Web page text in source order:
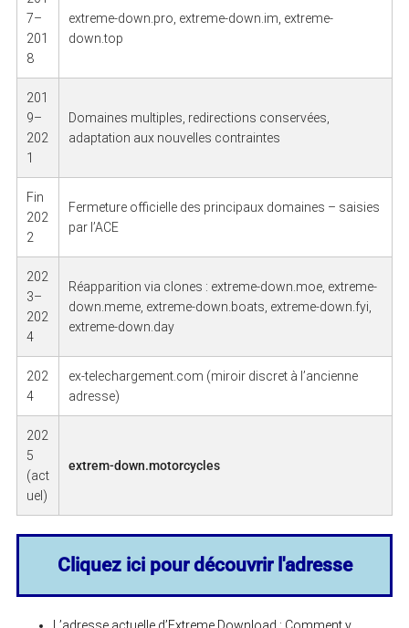
7–
201
8
extreme-down.pro, extreme-down.im, extreme-
down.top
201
9–
202
1
Domaines multiples, redirections conservées,
adaptation aux nouvelles contraintes
Fin
202
2
Fermeture officielle des principaux domaines – saisies
par l’ACE
202
3–
202
4
Réapparition via clones : extreme-down.moe, extreme-
down.meme, extreme-down.boats, extreme-down.fyi,
extreme-down.day
202
4
ex-telechargement.com (miroir discret à l’ancienne
adresse)
202
5
(act
uel)
extrem-down.motorcycles
Cliquez ici pour découvrir l'adresse
L’adresse actuelle d’Extreme Download : Comment y